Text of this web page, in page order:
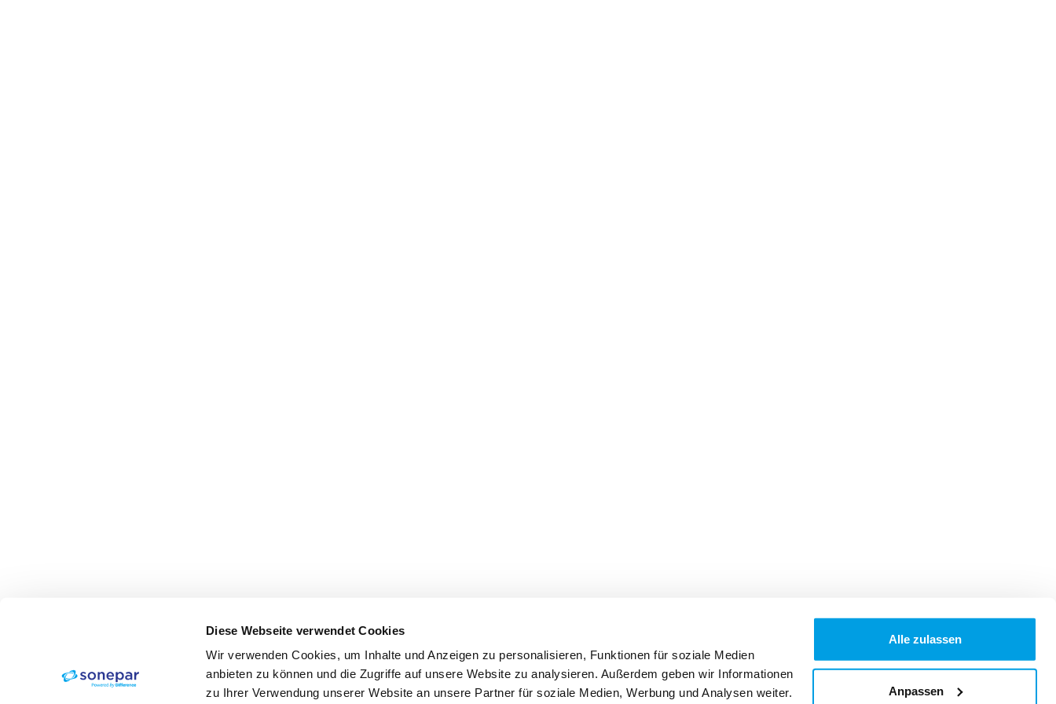
Diese Webseite verwendet Cookies
Wir verwenden Cookies, um Inhalte und Anzeigen zu personalisieren, Funktionen für soziale Medien
anbieten zu können und die Zugriffe auf unsere Website zu analysieren. Außerdem geben wir Informationen
zu Ihrer Verwendung unserer Website an unsere Partner für soziale Medien, Werbung und Analysen weiter.
Alle zulassen
Anpassen